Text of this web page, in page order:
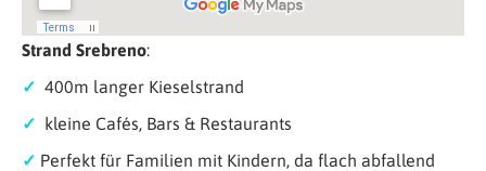
Strand Srebreno:
✓ 400m langer Kieselstrand
✓ kleine Cafés, Bars & Restaurants
✓ Perfekt für Familien mit Kindern, da flach abfallend